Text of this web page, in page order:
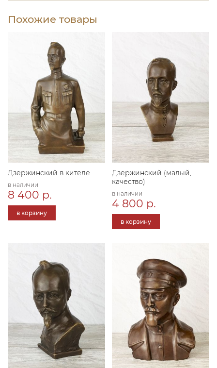
Похожие товары
Дзержинский в кителе
в наличии
8 400 р.
в корзину
Дзержинский (малый,
качество)
в наличии
4 800 р.
в корзину